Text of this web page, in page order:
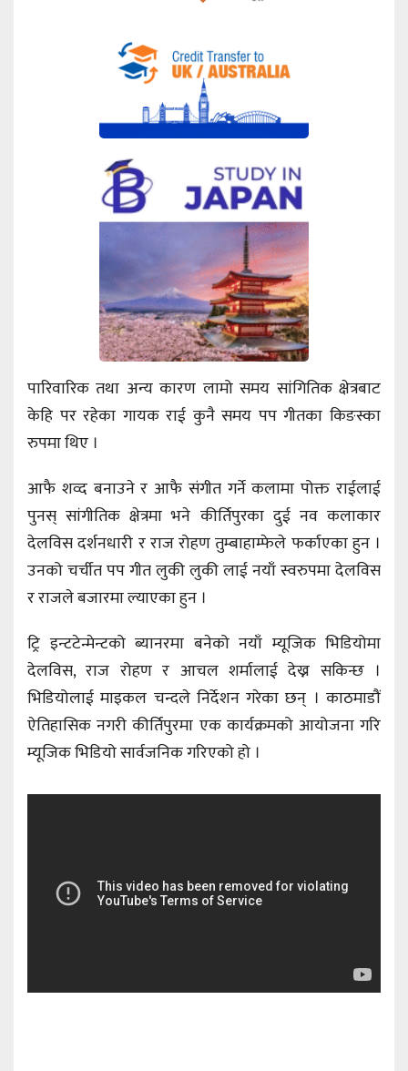
पारिवारिक तथा अन्य कारण लामो समय सांगितिक क्षेत्रबाट
केहि पर रहेका गायक राई कुनै समय पप गीतका किङस्का
रुपमा थिए ।
आफै शव्द बनाउने र आफै संगीत गर्ने कलामा पोक्त राईलाई
पुनस् सांगीतिक क्षेत्रमा भने कीर्तिपुरका दुई नव कलाकार
देलविस दर्शनधारी र राज रोहण तुम्बाहाम्फेले फर्काएका हुन ।
उनको चर्चीत पप गीत लुकी लुकी लाई नयाँ स्वरुपमा देलविस
र राजले बजारमा ल्याएका हुन ।
ट्रि इन्टटेन्मेन्टको ब्यानरमा बनेको नयाँ म्यूजिक भिडियोमा
देलविस, राज रोहण र आचल शर्मालाई देख्न सकिन्छ ।
भिडियोलाई माइकल चन्दले निर्देशन गरेका छन् । काठमाडौं
ऐतिहासिक नगरी कीर्तिपुरमा एक कार्यक्रमको आयोजना गरि
म्यूजिक भिडियो सार्वजनिक गरिएको हो ।